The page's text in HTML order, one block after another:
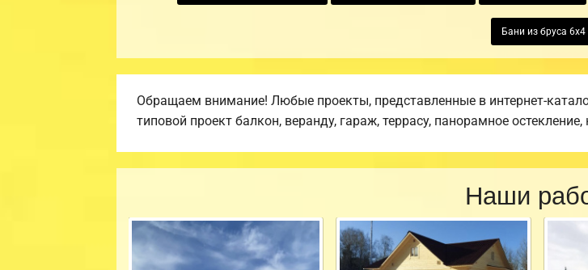
Бани из бруса 6х4
Обращаем внимание! Любые проекты, представленные в интернет-
типовой проект балкон, веранду, гараж, террасу, панорамное
Наши